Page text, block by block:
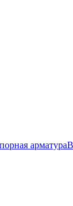
арматура